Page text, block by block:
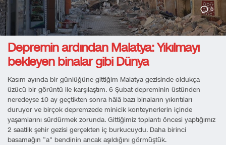
0
Depremin ardından Malatya: Yıkılmayı
bekleyen binalar gibi Dünya
Kasım ayında bir günlüğüne gittiğim Malatya gezisinde oldukça
üzücü bir görüntü ile karşılaştım. 6 Şubat depreminin üstünden
neredeyse 10 ay geçtikten sonra hâlâ bazı binaların yıkıntıları
duruyor ve birçok depremzede minicik konteynerlerin içinde
yaşamlarını sürdürmek zorunda. Gittiğimiz toplantı öncesi yaptığımız
2 saatlik şehir gezisi gerçekten iç burkucuydu. Daha birinci
basamağın “a” bendinin ancak aşıldığını görmüştük.